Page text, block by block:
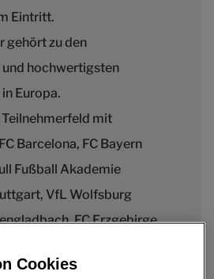
Eintritt.
gehört zu den
hochwertigsten
Europa.
Teilnehmerfeld mit
Barcelona, FC Bayern
Fußball Akademie
VfL Wolfsburg
FC Erzgebirge
„Tore für Charity“
Cookies